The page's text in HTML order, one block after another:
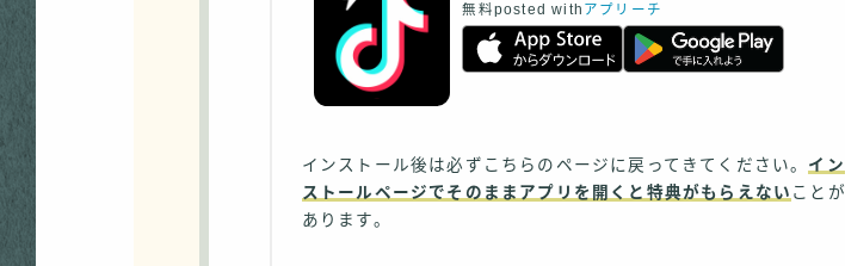
無料posted with アプリーチ
インストール後は必ずこちらのページに戻ってきてください。 イン
ストールページでそのままアプリを開くと特典がもらえない ことが
あります。